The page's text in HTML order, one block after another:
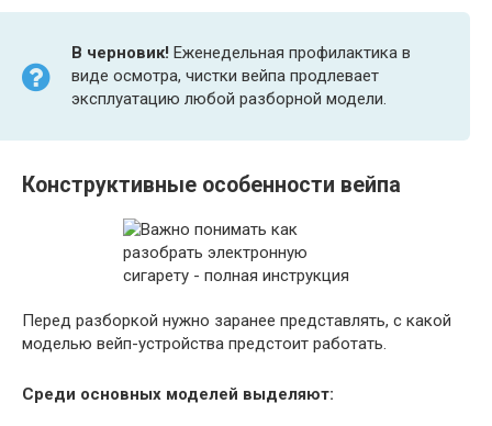
В черновик! Еженедельная профилактика в
виде осмотра, чистки вейпа продлевает
эксплуатацию любой разборной модели.
Конструктивные особенности вейпа
Перед разборкой нужно заранее представлять, с какой
моделью вейп-устройства предстоит работать.
Среди основных моделей выделяют: